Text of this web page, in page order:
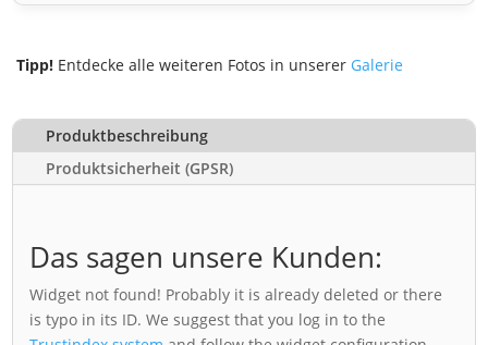
Tipp! Entdecke alle weiteren Fotos in unserer Galerie
Produktbeschreibung
Produktsicherheit (GPSR)
Das sagen unsere Kunden:
Widget not found! Probably it is already deleted or there
is typo in its ID. We suggest that you log in to the